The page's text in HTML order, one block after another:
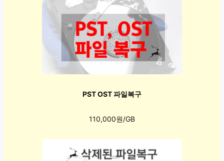
PST OST 파일복구
110,000원/GB